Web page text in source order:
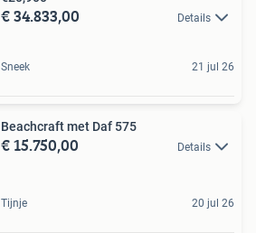
€ 34.833,00 Details
Sneek 21 jul 26
Beachcraft met Daf 575
€ 15.750,00 Details
Tijnje 20 jul 26